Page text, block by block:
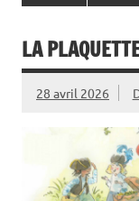
LA
28 avril 2026